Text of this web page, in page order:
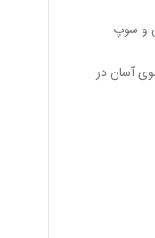
و سوپ
آسان در